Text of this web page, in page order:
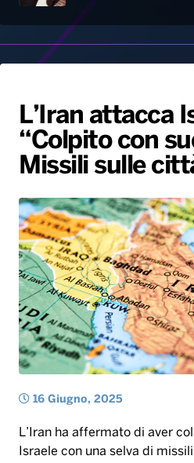
Palinsesto
Hit
PALATOUR
Notizie
Locali
Musica e
Sport
Radio Norba
Leggerissime
Playlist
Novità
Notiziario
Interviste
Oroscopo
Speciale
Gallery
Radio Norba News
Voce al Bari
Battiti Live 2026
Gallery
L’Iran attacca
“Colpito con
Missili sulle
16 Giugno, 2025
L’Iran ha affermato di aver
Israele con una selva di